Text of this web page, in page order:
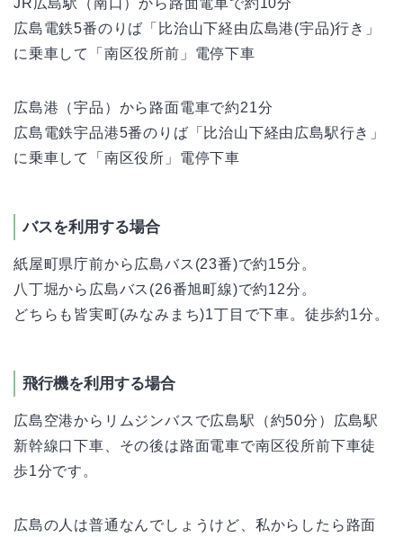
JR広島駅（南口）から路面電車で約10分
広島電鉄5番のりば「比治山下経由広島港(宇品)行き」
に乗車して「南区役所前」電停下車
広島港（宇品）から路面電車で約21分
広島電鉄宇品港5番のりば「比治山下経由広島駅行き」
に乗車して「南区役所」電停下車
バスを利用する場合
紙屋町県庁前から広島バス(23番)で約15分。
八丁堀から広島バス(26番旭町線)で約12分。
どちらも皆実町(みなみまち)1丁目で下車。徒歩約1分。
飛行機を利用する場合
広島空港からリムジンバスで広島駅（約50分）広島駅
新幹線口下車、その後は路面電車で南区役所前下車徒
歩1分です。
広島の人は普通なんでしょうけど、私からしたら路面